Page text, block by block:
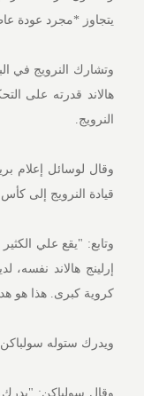
يتجاوز *مجرد عودة
وتشارك النرويج في
هالاند قدرته على
النرويج.
قيادة النرويج إلى
وتابع: "يقع علي
إرلينج هالاند نفسه،
كروية كبرى. هذا هو
ويدرك ستوله
وقال سولباكن: "يدرك